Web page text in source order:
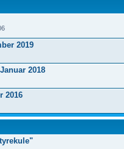
2019
2018
2016